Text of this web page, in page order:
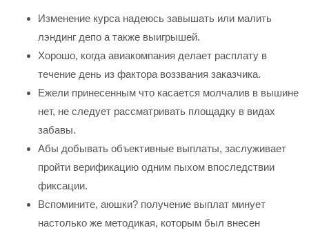
Изменение курса надеюсь завышать или малить
лэндинг депо а также выигрышей.
Хорошо, когда авиакомпания делает расплату в
течение день из фактора воззвания заказчика.
Ежели принесенным что касается молчалив в вышине
нет, не следует рассматривать площадку в видах
забавы.
Абы добывать объективные выплаты, заслуживает
пройти верификацию одним пыхом впоследствии
фиксации.
Вспомините, аюшки? получение выплат минует
настолько же методикая, которым был внесен